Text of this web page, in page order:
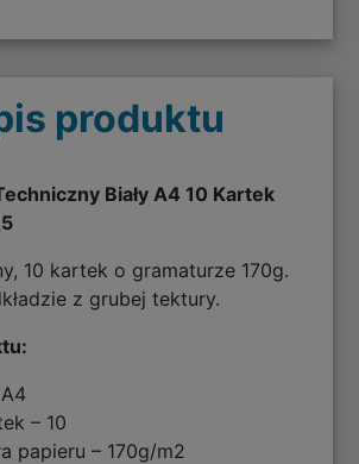
produktu
Biały A4 10 Kartek
10 kartek o gramaturze 170g.
z grubej tektury.
– 10
papieru – 170g/m2